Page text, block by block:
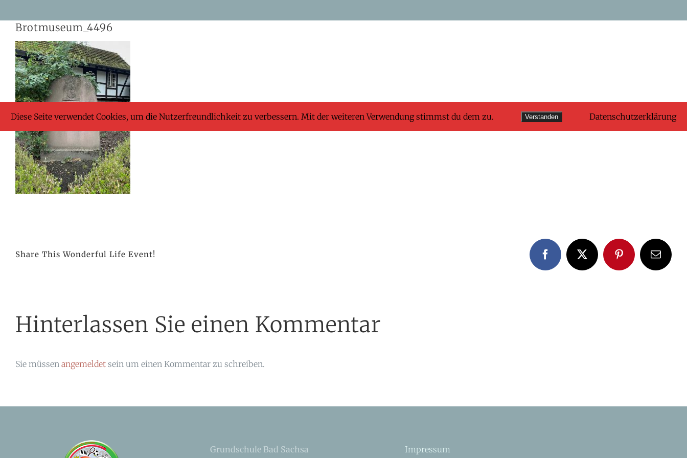
content
Brotmuseum_4496
Share This Wonderful Life Event! FacebookX PinterestE-
Mail
Hinterlassen Sie einen Kommentar
Sie müssen angemeldet sein um einen Kommentar zu schreiben.
Grundschule Bad Sachsa Impressum
Diese Seite verwendet Cookies, um die Nutzerfreundlichkeit zu verbessern. Mit der weiteren Verwendung stimmst du dem zu. Verstanden Datenschutzerklärung